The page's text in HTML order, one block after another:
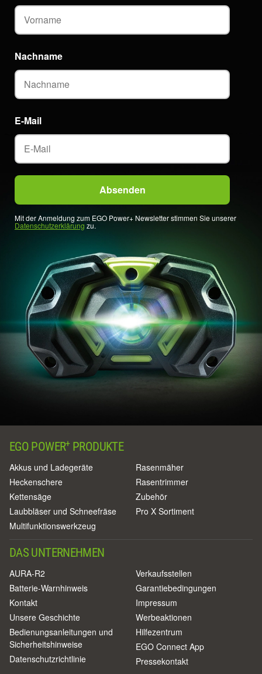
E-Mail
Nachname
Mit der Anmeldung zum EGO Power+ Newsletter stimmen Sie unserer
Datenschutzerklärung zu.
EGO POWER+PRODUKTE
Akkus und Ladegeräte
Heckenschere
Kettensäge
Laubbläser und Schneefräse
Multifunktionswerkzeug
Rasenmäher
Rasentrimmer
Zubehör
Pro X Sortiment
DAS UNTERNEHMEN
AURA-R2
Batterie-Warnhinweis
Kontakt
Unsere Geschichte
Bedienungsanleitungen und
Sicherheitshinweise
Datenschutzrichtlinie
Verkaufsstellen
Garantiebedingungen
Impressum
Werbeaktionen
Hilfezentrum
EGO Connect App
Pressekontakt